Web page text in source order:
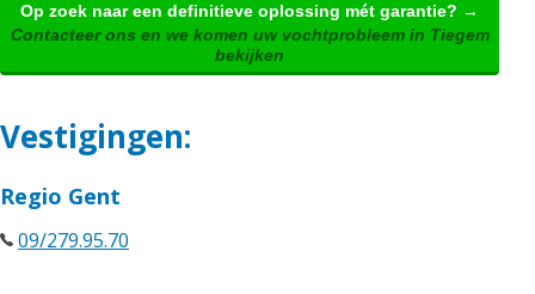
Op zoek naar een definitieve oplossing mét garantie? →
Contacteer ons en we komen uw vochtprobleem in Tiegem
bekijken
Vestigingen:
Regio Gent
09/279.95.70